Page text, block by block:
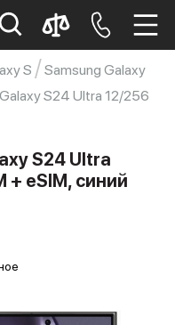
s23 ultra
S
Samsung Galaxy
S24 Ultra 12/256
S24 Ultra
+ eSIM, синий